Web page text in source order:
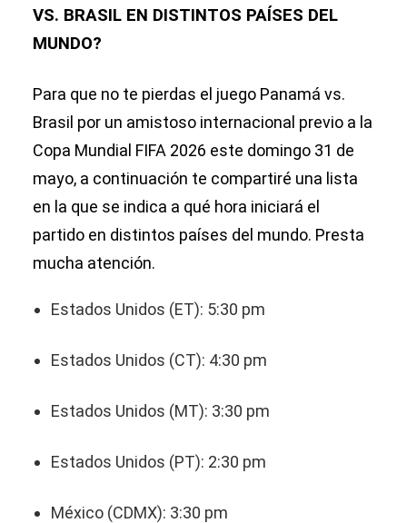
VS. BRASIL EN DISTINTOS PAÍSES DEL
MUNDO?
Para que no te pierdas el juego Panamá vs.
Brasil por un amistoso internacional previo a la
Copa Mundial FIFA 2026 este domingo 31 de
mayo, a continuación te compartiré una lista
en la que se indica a qué hora iniciará el
partido en distintos países del mundo. Presta
mucha atención.
Estados Unidos (ET): 5:30 pm
Estados Unidos (CT): 4:30 pm
Estados Unidos (MT): 3:30 pm
Estados Unidos (PT): 2:30 pm
México (CDMX): 3:30 pm